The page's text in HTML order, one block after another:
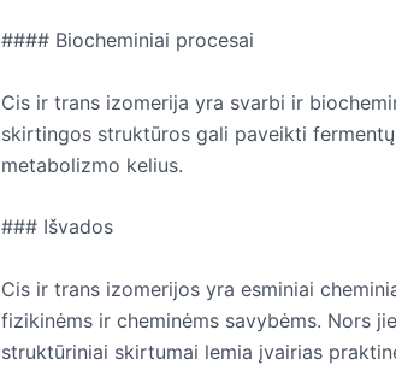
#### Biocheminiai procesai
Cis ir trans izomerija yra svarbi ir
skirtingos struktūros gali paveikti
metabolizmo kelius.
### Išvados
Cis ir trans izomerijos yra esminiai
fizikinėms ir cheminėms savybėms. Nors
struktūriniai skirtumai lemia įvairias